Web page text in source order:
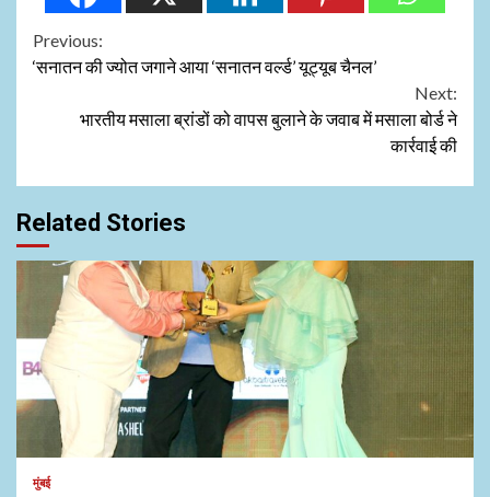
Continue
Previous:
‘सनातन की ज्योत जगाने आया ‘सनातन वर्ल्ड’ यूट्यूब चैनल’
Next:
भारतीय मसाला ब्रांडों को वापस बुलाने के जवाब में मसाला बोर्ड ने
कार्रवाई की
Related Stories
1 min read
मुंबई